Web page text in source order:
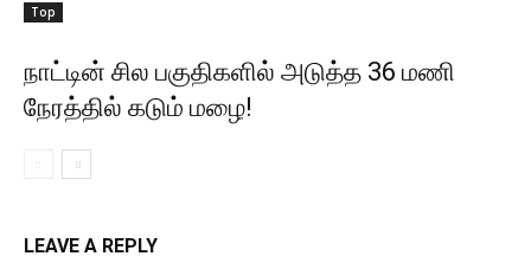
Top
நாட்டின் சில பகுதிகளில் அடுத்த 36 மணி
நேரத்தில் கடும் மழை!
LEAVE A REPLY